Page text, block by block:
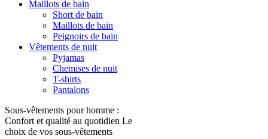
Maillots de bain
Short de bain
Maillots de bain
Peignoirs de bain
Vêtements de nuit
Pyjamas
Chemises de nuit
T-shirts
Pantalons
Sous-vêtements pour homme :
Confort et qualité au quotidien Le
choix de vos sous-vêtements